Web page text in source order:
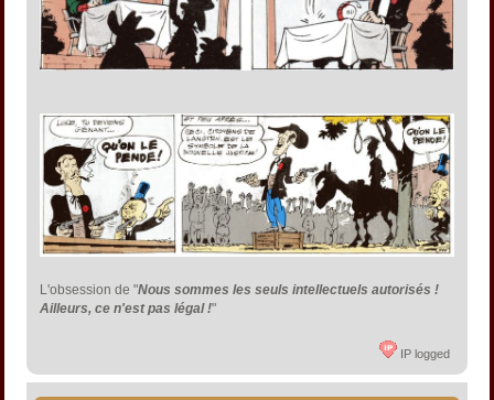
L'obsession de "Nous sommes les seuls intellectuels autorisés !
Ailleurs, ce n'est pas légal !"
IP logged